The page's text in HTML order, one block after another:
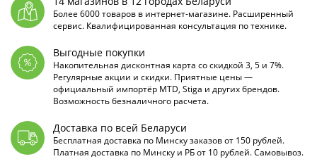
Более 6000 товаров в интернет-магазине. Расширенный
сервис. Квалифицированная консультация по технике.
Выгодные покупки
Накопительная дисконтная карта со скидкой 3, 5 и 7%.
Регулярные акции и скидки. Приятные цены —
официальный импортёр MTD, Stiga и других брендов.
Возможность безналичного расчета.
Доставка по всей Беларуси
Бесплатная доставка по Минску заказов от 150 рублей.
Платная доставка по Минску и РБ от 10 рублей. Самовывоз.